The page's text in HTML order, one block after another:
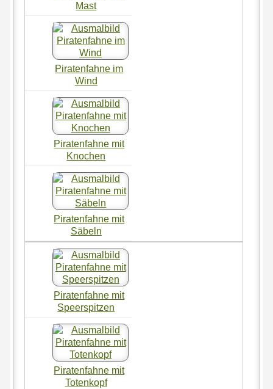
Mast
Piratenfahne im
Wind
Piratenfahne mit
Knochen
Piratenfahne mit
Säbeln
Piratenfahne mit
Speerspitzen
Piratenfahne mit
Totenkopf